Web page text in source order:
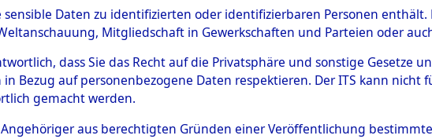
WOLBORSKI, STANISLAW
Polen
sensible Daten zu identifizierten oder identifizierbaren Personen
Mitgliedschaft in Gewerkschaften und Parteien oder
dass Sie das Recht auf die Privatsphäre und sonstige Gesetze
Bezug auf personenbezogene Daten respektieren. Der ITS kann nicht
gemacht werden.
Angehöriger aus berechtigten Gründen einer Veröffentlichung